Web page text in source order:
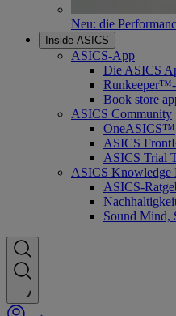
Neu: die
Inside ASICS
ASICS-App
Die ASICS
Book store
ASICS Community
OneASICS™
ASICS
ASICS Trial
ASICS Knowledge
ASICS-
Sound Mind,